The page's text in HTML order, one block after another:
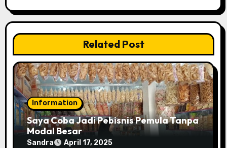
Related Post
Information
Saya Coba Jadi Pebisnis Pemula Tanpa
Modal Besar
Sandra April 17, 2025